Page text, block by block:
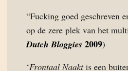
“Fucking goed geschreven
op de zere plek van het
Dutch Bloggies 2009)
‘Frontaal Naaktis een